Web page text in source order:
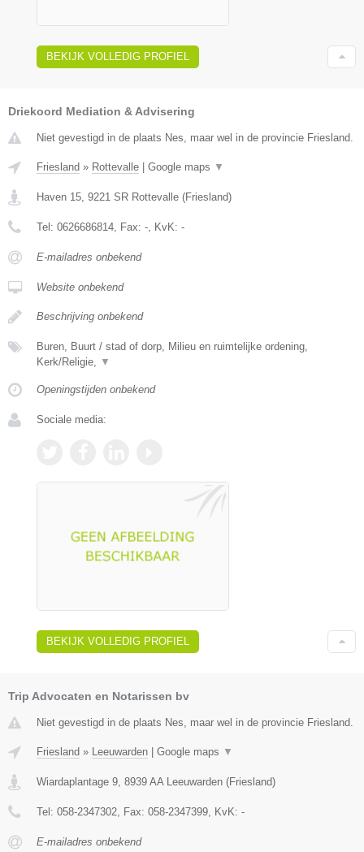
BEKIJK VOLLEDIG PROFIEL
Driekoord Mediation & Advisering
Niet gevestigd in de plaats Nes, maar wel in de provincie Friesland.
Friesland » Rottevalle Google maps ▼
Haven 15, 9221 SR Rottevalle (Friesland)
Tel: 0626686814, Fax: -, KvK: -
E-mailadres onbekend
Website onbekend
Beschrijving onbekend
Buren, Buurt / stad of dorp, Milieu en ruimtelijke ordening,
Kerk/Religie, ▼
Openingstijden onbekend
Sociale media:
BEKIJK VOLLEDIG PROFIEL
Trip Advocaten en Notarissen bv
Niet gevestigd in de plaats Nes, maar wel in de provincie Friesland.
Friesland » Leeuwarden Google maps ▼
Wiardaplantage 9 8939 AA Leeuwarden (Friesland)
Tel: 058-2347302 , Fax: 058-2347399 , KvK: -
E-mailadres onbekend